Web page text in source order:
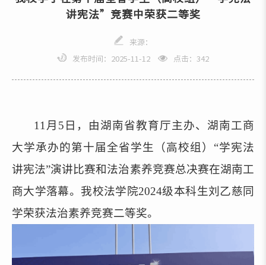
讲宪法”竞赛中荣获二等奖
来源：
发布时间：2025-11-12 点击： 342
11月5日，由湖南省教育厅主办、湖南工商
大学承办的第十届全省学生（高校组）“学宪法
讲宪法”演讲比赛和法治素养竞赛总决赛在湖南工
商大学落幕。 我校法学院2024级本科生刘乙慈同
学荣获法治素养竞赛二等奖。